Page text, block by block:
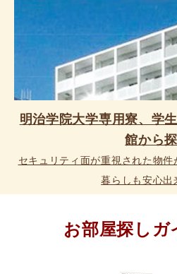
明治学院大学専用寮、学
館から
セキュリティ面が重視された物
暮らしも安心出
お部屋探しガ